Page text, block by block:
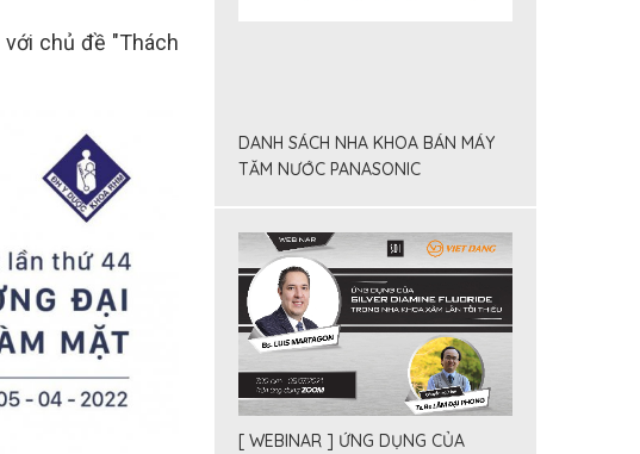
với chủ đề "Thách
DANH SÁCH NHA KHOA BÁN MÁY
TĂM NƯỚC PANASONIC
[ WEBINAR ] ỨNG DỤNG CỦA